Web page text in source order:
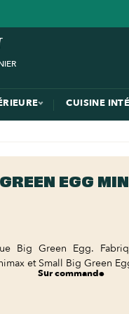
CUISINE
EGG
Big Green Egg.
et Small Big Green
Sur commande